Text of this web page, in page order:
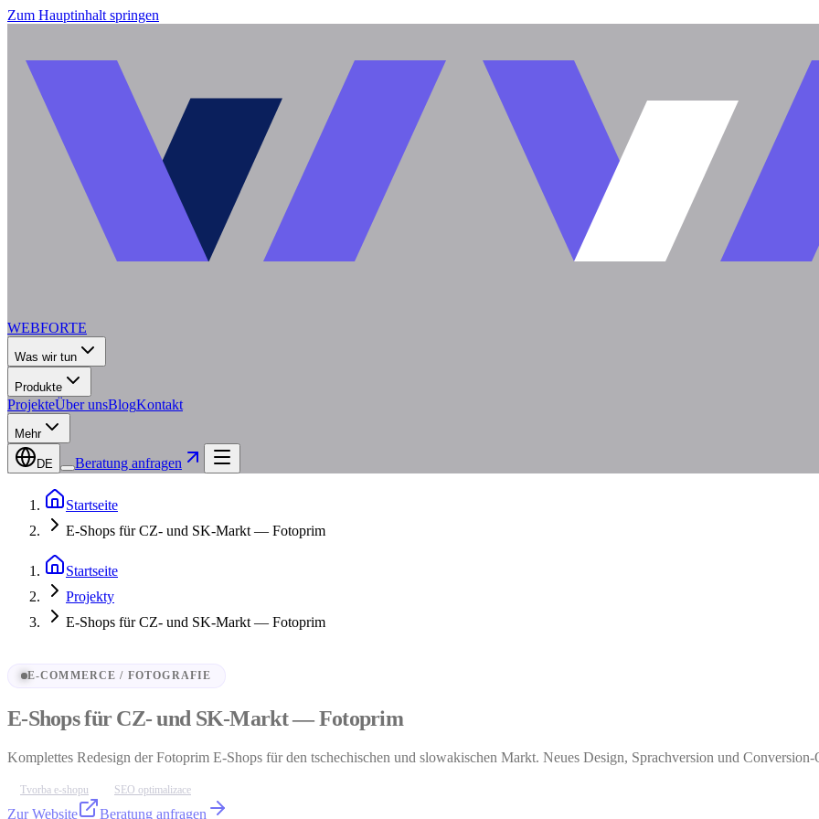
Zum Hauptinhalt springen
WEBFORTE
Was wir tun
Produkte
ProjekteÜber unsBlogKontakt
Mehr
DE Beratung anfragen
Startseite
E-Shops für CZ- und SK-Markt — Fotoprim
Startseite
Projekty
E-Shops für CZ- und SK-Markt — Fotoprim
E-COMMERCE / FOTOGRAFIE
E-Shops für CZ- und SK-Markt — Fotoprim
Komplettes Redesign der Fotoprim E-Shops für den tschechischen und slowakischen Markt. Neues Design, Sprachversion und
Tvorba e-shopu SEO optimalizace
Zur Website
Beratung anfragen